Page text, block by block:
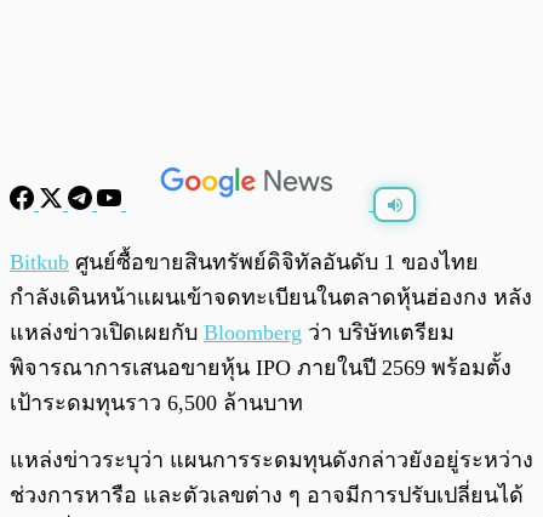
พร้อมเล่น /
Bitkub ศูนย์ซื้อขายสินทรัพย์ดิจิทัลอันดับ 1 ของไทย
กำลังเดินหน้าแผนเข้าจดทะเบียนในตลาดหุ้นฮ่องกง หลัง
แหล่งข่าวเปิดเผยกับ Bloomberg ว่า บริษัทเตรียม
พิจารณาการเสนอขายหุ้น IPO ภายในปี 2569 พร้อมตั้ง
เป้าระดมทุนราว 6,500 ล้านบาท
แหล่งข่าวระบุว่า แผนการระดมทุนดังกล่าวยังอยู่ระหว่าง
ช่วงการหารือ และตัวเลขต่าง ๆ อาจมีการปรับเปลี่ยนได้